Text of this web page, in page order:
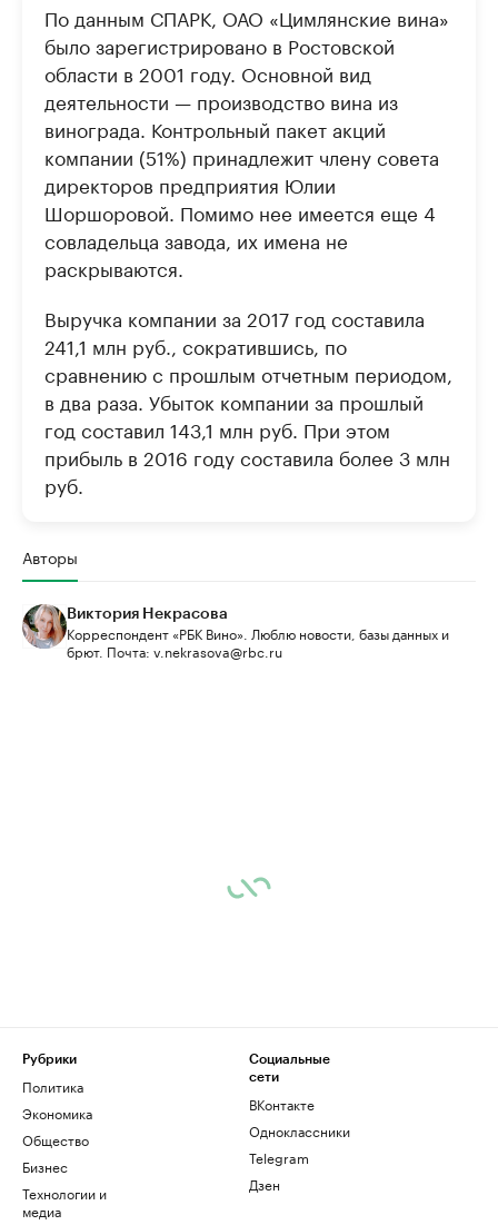
По данным СПАРК, ОАО «Цимлянские вина»
было зарегистрировано в Ростовской
области в 2001 году. Основной вид
деятельности — производство вина из
винограда. Контрольный пакет акций
компании (51%) принадлежит члену совета
директоров предприятия Юлии
Шоршоровой. Помимо нее имеется еще 4
совладельца завода, их имена не
раскрываются.
Выручка компании за 2017 год составила
241,1 млн руб., сократившись, по
сравнению с прошлым отчетным периодом,
в два раза. Убыток компании за прошлый
год составил 143,1 млн руб. При этом
прибыль в 2016 году составила более 3 млн
руб.
Авторы
Виктория Некрасова
Корреспондент «РБК Вино». Люблю новости, базы данных и
брют. Почта: v.nekrasova@rbc.ru
Рубрики
Политика
Экономика
Общество
Бизнес
Технологии и
медиа
Социальные
сети
ВКонтакте
Одноклассники
Telegram
Дзен